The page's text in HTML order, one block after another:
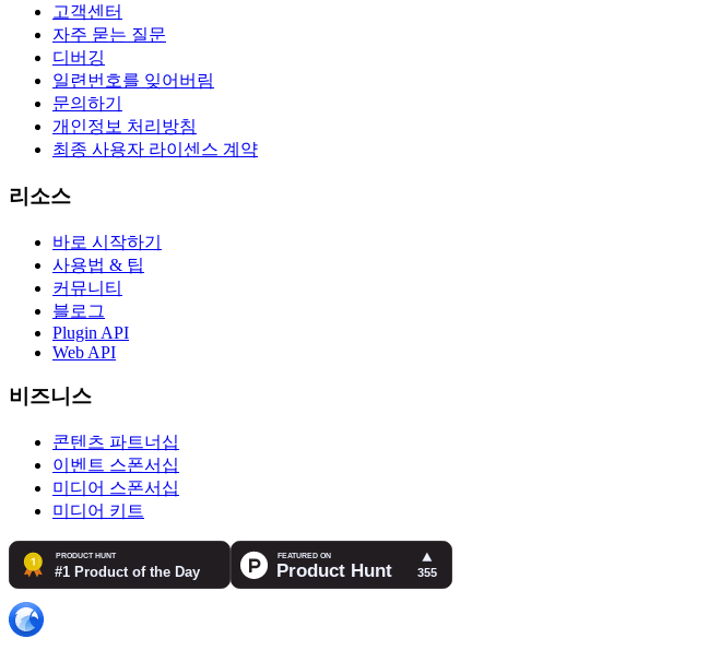
고객센터
자주 묻는 질문
디버깅
일련번호를 잊어버림
문의하기
개인정보 처리방침
최종 사용자 라이센스 계약
리소스
바로 시작하기
사용법 & 팁
커뮤니티
블로그
Plugin API
Web API
비즈니스
콘텐츠 파트너십
이벤트 스폰서십
미디어 스폰서십
미디어 키트